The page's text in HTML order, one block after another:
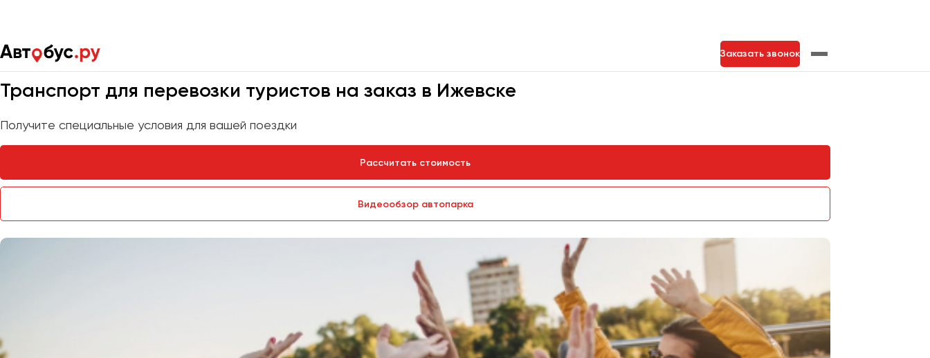
Заказать звонок
Главная Услуги Транспорт для туристов
Мы на связи 24/7
Транспорт для перевозки туристов на заказ в Ижевске
Получите специальные условия для вашей поездки
Рассчитать стоимость
Видеообзор автопарка